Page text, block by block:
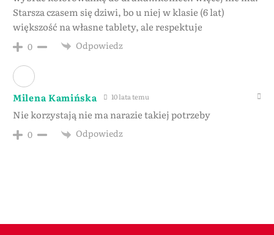
Starsza czasem się dziwi, bo u niej w klasie (6 lat)
większość na własne tablety, ale respektuje
0 Odpowiedz
Milena Kamińska 10 lata temu
Nie korzystają nie ma narazie takiej potrzeby
0 Odpowiedz